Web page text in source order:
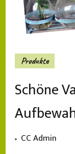
Produkte
Schöne
CC Admin